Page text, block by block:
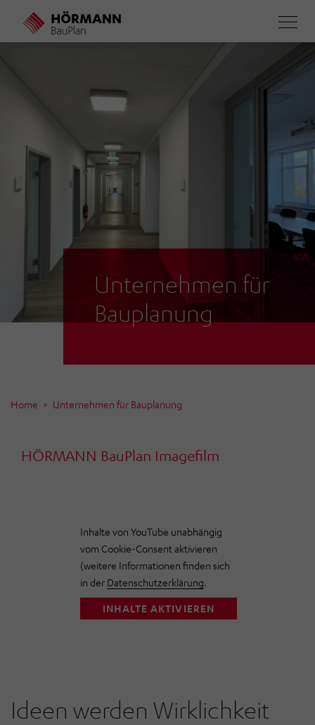
Direkt
Unternehmen für
Bauplanung
Home Unternehmen für Bauplanung
HÖRMANN BauPlan Imagefilm
Inhalte von YouTube unabhängig
vom Cookie-Consent aktivieren
(weitere Informationen finden sich
in der Datenschutzerklärung.
INHALTE AKTIVIEREN
Ideen werden Wirklichkeit